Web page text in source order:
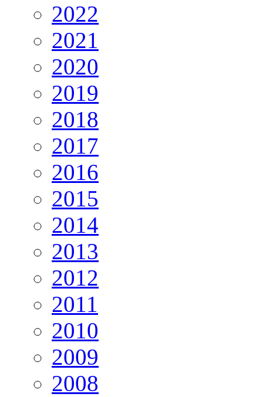
2022
2021
2020
2019
2018
2017
2016
2015
2014
2013
2012
2011
2010
2009
2008